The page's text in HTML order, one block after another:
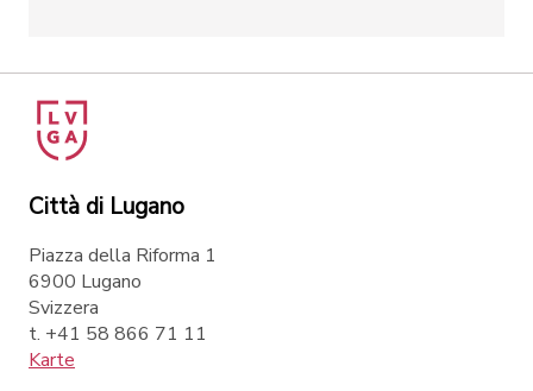
Città di Lugano
Piazza della Riforma 1
6900 Lugano
Svizzera
t. +41 58 866 71 11
Karte